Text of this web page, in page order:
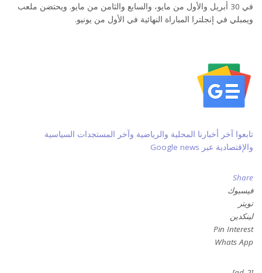
في 30 أبريل والأول من مايو، والسابع والثامن من مايو. ويحتضن ملعب
ويمبلي في إنجلترا المباراة النهائية في الأول من يونيو.
تابعوا آخر أخبارنا المحلية والرياضية وآخر المستجدات السياسية
والإقتصادية عبر Google news
Share
فيسبوك
تويتر
لينكدين
Pin Interest
Whats App